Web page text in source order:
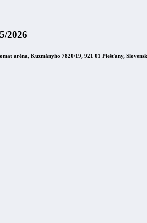
2026
aréna, Kuzmányho 7820/19, 921 01 Piešťany,